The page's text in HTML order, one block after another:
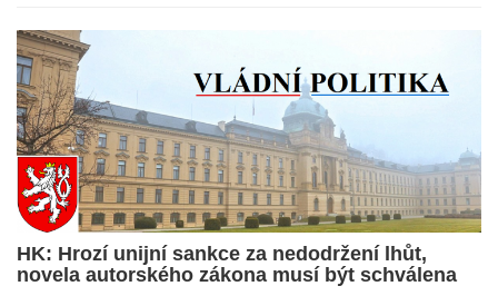
HK: Hrozí unijní sankce za nedodržení lhůt,
novela autorského zákona musí být schválena